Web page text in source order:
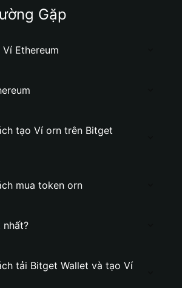
Gặp
Ethereum
tạo Ví orn trên Bitget
mua token orn
tải Bitget Wallet và tạo Ví